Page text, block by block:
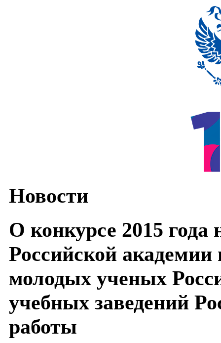
Новости
О конкурсе 2015 года
Российской
молодых ученых
учебных заведений
работы